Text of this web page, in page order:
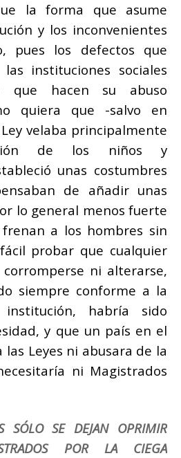
la forma que asume
y los inconvenientes
pues los defectos que
las instituciones sociales
que hacen su abuso
quiera que -salvo en
velaba principalmente
de los niños y
unas costumbres
de añadir unas
lo general menos fuerte
a los hombres sin
probar que cualquier
ni alterarse,
siempre conforme a la
habría sido
y que un país en el
Leyes ni abusara de la
ni Magistrados
SÓLO SE DEJAN OPRIMIR
POR LA CIEGA